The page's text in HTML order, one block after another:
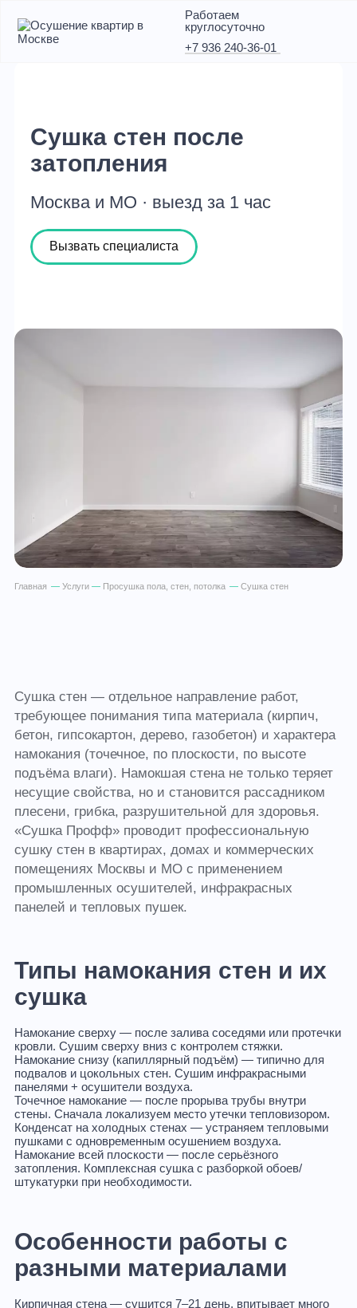
Работаем
круглосуточно
+7 936 240-36-01
Сушка стен после
затопления
Москва и МО · выезд за 1 час
Вызвать специалиста
Главная — Услуги— Просушка пола, стен, потолка — Сушка стен
Сушка стен — отдельное направление работ,
требующее понимания типа материала (кирпич,
бетон, гипсокартон, дерево, газобетон) и характера
намокания (точечное, по плоскости, по высоте
подъёма влаги). Намокшая стена не только теряет
несущие свойства, но и становится рассадником
плесени, грибка, разрушительной для здоровья.
«Сушка Профф» проводит профессиональную
сушку стен в квартирах, домах и коммерческих
помещениях Москвы и МО с применением
промышленных осушителей, инфракрасных
панелей и тепловых пушек.
Типы намокания стен и их
сушка
Намокание сверху— после залива соседями или протечки
кровли. Сушим сверху вниз с контролем стяжки.
Намокание снизу (капиллярный подъём) — типично для
подвалов и цокольных стен. Сушим инфракрасными
панелями + осушители воздуха.
Точечное намокание— после прорыва трубы внутри
стены. Сначала локализуем место утечки тепловизором.
Конденсат на холодных стенах — устраняем тепловыми
пушками с одновременным осушением воздуха.
Намокание всей плоскости— после серьёзного
затопления. Комплексная сушка с разборкой обоев/
штукатурки при необходимости.
Особенности работы с
разными материалами
Кирпичная стена— сушится 7–21 день, впитывает много